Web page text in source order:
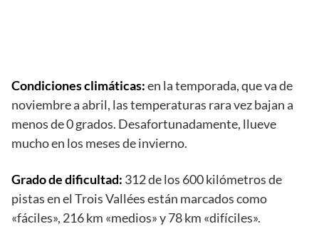
Condiciones climáticas:en la temporada, que va de
noviembre a abril, las temperaturas rara vez bajan a
menos de 0 grados. Desafortunadamente, llueve
mucho en los meses de invierno.
Grado de dificultad: 312 de los 600 kilómetros de
pistas en el Trois Vallées están marcados como
«fáciles», 216 km «medios» y 78 km «difíciles».